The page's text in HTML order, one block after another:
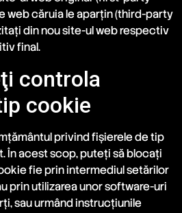
web căruia le aparțin (third-party
din nou site-ul web respectiv
final.
controla
cookie
privind fișierele de tip
În acest scop, puteţi să blocaţi
fie prin intermediul setărilor
prin utilizarea unor software-uri
sau urmând instrucţiunile